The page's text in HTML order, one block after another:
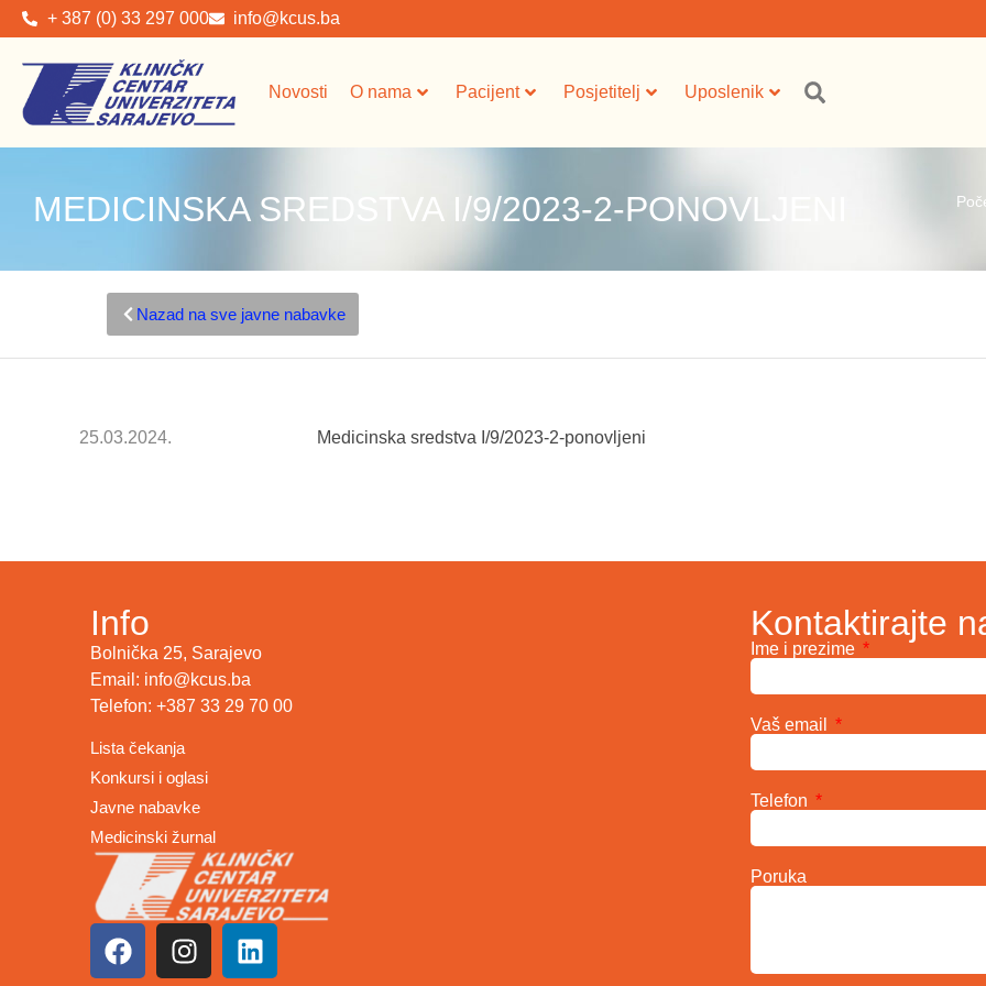
+ 387 (0) 33 297 000 info@kcus.ba
Novosti O nama Pacijent Posjetitelj Uposlenik
MEDICINSKA SREDSTVA I/9/2023-2-PONOVLJENI
Nazad na sve javne nabavke
25.03.2024. Medicinska sredstva I/9/2023-2-ponovljeni
Info
Bolnička 25, Sarajevo
Email: info@kcus.ba
Telefon: +387 33 29 70 00
Lista čekanja
Konkursi i oglasi
Javne nabavke
Medicinski žurnal
Kontaktirajte
Ime i prezime
Vaš email
Telefon
Poruka